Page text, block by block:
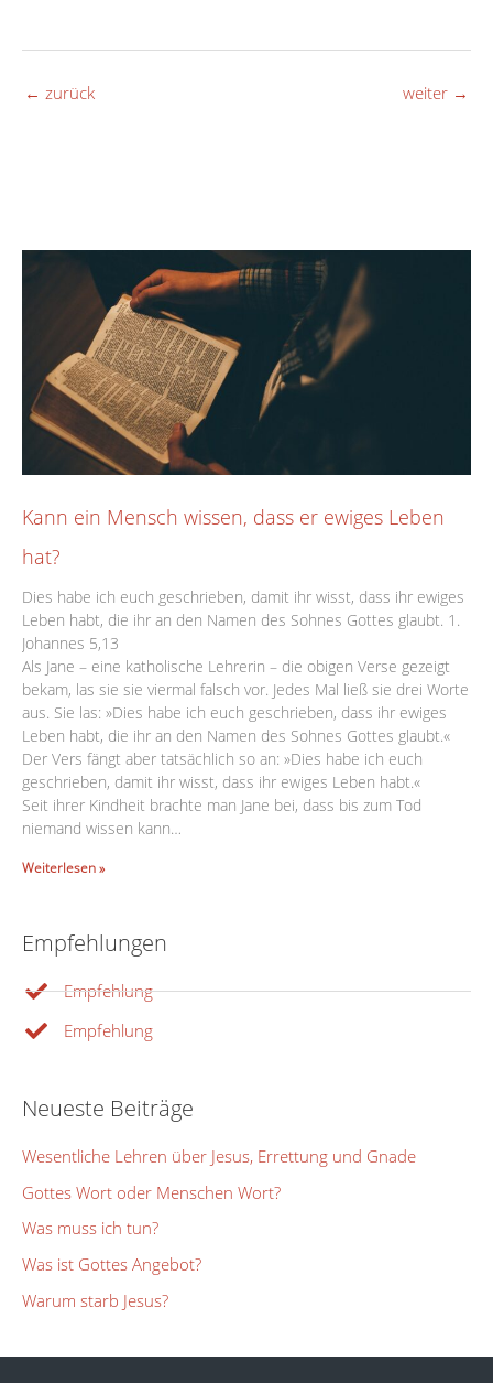
← zurück weiter →
Kann ein Mensch wissen, dass er ewiges Leben
hat?
Dies habe ich euch geschrieben, damit ihr wisst, dass ihr ewiges
Leben habt, die ihr an den Namen des Sohnes Gottes glaubt. 1.
Johannes 5,13
Als Jane – eine katholische Lehrerin – die obigen Verse gezeigt
bekam, las sie sie viermal falsch vor. Jedes Mal ließ sie drei Worte
aus. Sie las: »Dies habe ich euch geschrieben, dass ihr ewiges
Leben habt, die ihr an den Namen des Sohnes Gottes glaubt.«
Der Vers fängt aber tatsächlich so an: »Dies habe ich euch
geschrieben, damit ihr wisst, dass ihr ewiges Leben habt.«
Seit ihrer Kindheit brachte man Jane bei, dass bis zum Tod
niemand wissen kann…
Weiterlesen »
Empfehlungen
Empfehlung
Empfehlung
Neueste Beiträge
Wesentliche Lehren über Jesus, Errettung und Gnade
Gottes Wort oder Menschen Wort?
Was muss ich tun?
Was ist Gottes Angebot?
Warum starb Jesus?